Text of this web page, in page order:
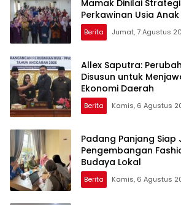
Mamak Dinilai
Perkawinan Usia Anak
Berita Jumat, 7 Agustus
Allex Saputra:
Disusun untuk
Ekonomi Daerah
Berita Kamis, 6 Agustus
Padang Panjang Siap
Pengembangan
Budaya Lokal
Berita Kamis, 6 Agustus